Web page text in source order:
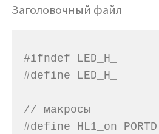
Заголовочный файл
#ifndef LED_H_
#define LED_H_
// макросы
#define HL1_on